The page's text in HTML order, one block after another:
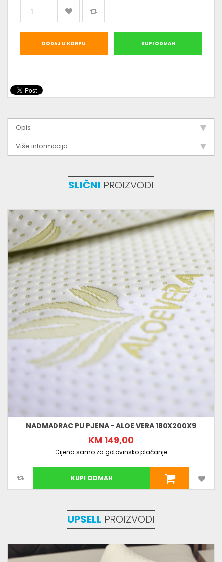
DODAJ U KORPU KUPI ODMAH
Opis
Više informacija
SLIČNI PROIZVODI
NADMADRAC PU PJENA - ALOE VERA 180X200X9
KM 149,00
Cijena samo za gotovinsko plaćanje
KUPI ODMAH
UPSELL PROIZVODI